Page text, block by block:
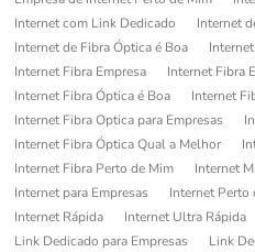
Internet com Link Dedicado
Internet
Internet de Fibra Óptica é Boa
Internet Fibra Empresa
Internet Fibra
Internet Fibra Óptica é Boa
Internet
Internet Fibra Optica para Empresas
Internet Fibra Óptica Qual a Melhor
Internet Fibra Perto de Mim
Internet
Internet para Empresas
Internet Perto
Internet Rápida
Internet Ultra Rápida
Link Dedicado para Empresas
Link